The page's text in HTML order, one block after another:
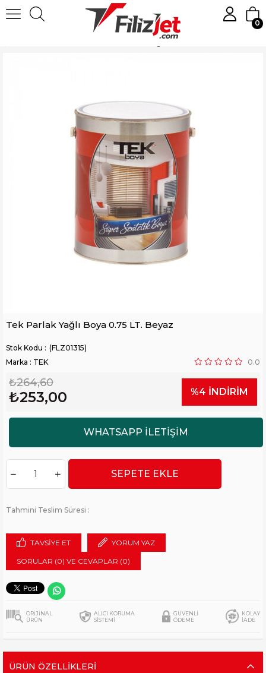
0
Tek Parlak Yağlı Boya 0.75 LT. Beyaz
(FLZ01315)
Marka : TEK 0.0
₺264,60
₺253,00 %4 İNDIRIM
Tahmini Teslim Süresi :
TAVSIYE ET YORUM YAZ
SORULAR (0) VE CEVAPLAR (0)
ORİJİNAL
ÜRÜN
ALICI KORUMA
SİSTEMİ
GÜVENLİ
ÖDEME
KOLAY
İADE
ÜRÜN ÖZELLIKLERI